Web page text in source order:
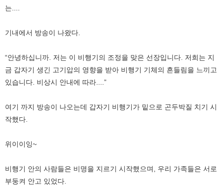
는....
기내에서 방송이 나왔다.
“안녕하십니까. 저는 이 비행기의 조정을 맞은 선장입니다. 저희는 지
금 갑자기 생긴 고기압의 영향을 받아 비행기 기체의 흔들림을 느끼고
있습니다. 비상시 안내에 따라....”
여기 까지 방송이 나오는데 갑자기 비행기가 밑으로 곤두박질 치기 시
작했다.
위이이잉~
비행기 안의 사람들은 비명을 지르기 시작했으며, 우리 가족들은 서로
부둥켜 안고 있었다.